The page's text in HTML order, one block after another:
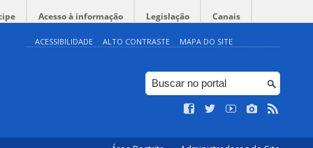
Acesso à informação Legislação Canais
ACESSIBILIDADE ALTO CONTRASTE MAPA DO SITE